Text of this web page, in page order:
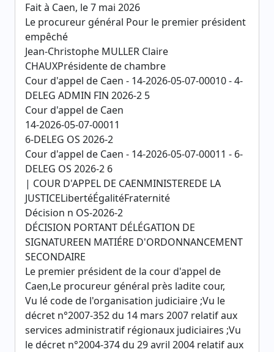
Fait à Caen, le 7 mai 2026
Le procureur général Pour le premier président
empêché
Jean-Christophe MULLER Claire
CHAUXPrésidente de chambre
Cour d'appel de Caen - 14-2026-05-07-00010 - 4-
DELEG ADMIN FIN 2026-2 5
Cour d'appel de Caen
14-2026-05-07-00011
6-DELEG OS 2026-2
Cour d'appel de Caen - 14-2026-05-07-00011 - 6-
DELEG OS 2026-2 6
| COUR D'APPEL DE CAENMINISTEREDE LA
JUSTICELibertéÉgalitéFraternité
Décision n OS-2026-2
DÉCISION PORTANT DÉLÉGATION DE
SIGNATUREEN MATIÉRE D'ORDONNANCEMENT
SECONDAIRE
Le premier président de la cour d'appel de
Caen,Le procureur général près ladite cour,
Vu lé code de l'organisation judiciaire ;Vu le
décret n°2007-352 du 14 mars 2007 relatif aux
services administratif régionaux judiciaires ;Vu
le décret n°2004-374 du 29 avril 2004 relatif aux